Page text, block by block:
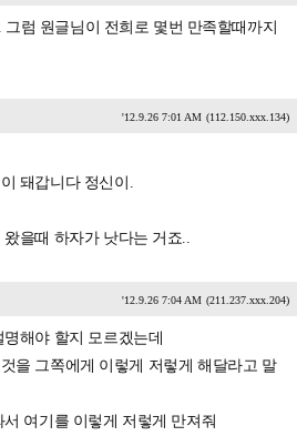
럼 원글님이 전희로 몇번 만족할때까지
'12.9.26 7:01 AM (112.150.xxx.134)
돼갑니다 정신이.
을때 하자가 낫다는 거죠..
'12.9.26 7:04 AM (211.237.xxx.204)
해야 할지 모르겠는데
을 그쪽에게 이렇게 저렇게 해달라고 말
여기를 이렇게 저렇게 만져줘